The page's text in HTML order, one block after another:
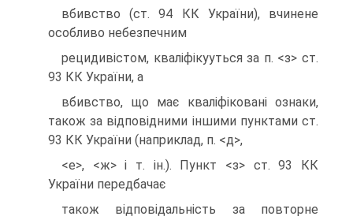
вбивство (ст. 94 КК України), вчинене
особливо небезпечним
рецидивiстом, квалiфiкууться за п. <з> ст.
93 КК України, а
вбивство, що має квалiфiкованi ознаки,
також за вiдповiдними iншими пунктами ст.
93 КК України (наприклад, п. <д>,
<е>, <ж> i т. iн.). Пункт <з> ст. 93 КК
України передбачає
також вiдповiдальнiсть за повторне